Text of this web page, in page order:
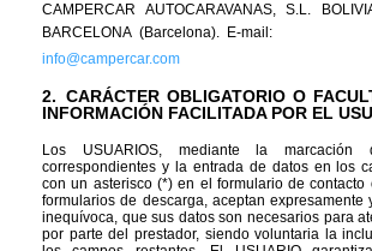
CAMPERCAR  AUTOCARAVANAS,  S.L.
BARCELONA  (Barcelona).  E-mail:
info@campercar.com
2. CARÁCTER OBLIGATORIO O
INFORMACIÓN FACILITADA POR EL
Los USUARIOS, mediante la
correspondientes y la entrada de datos en los
con un asterisco (*) en el formulario de contacto
formularios de descarga, aceptan expresamente
inequívoca, que sus datos son necesarios para
por parte del prestador, siendo voluntaria la